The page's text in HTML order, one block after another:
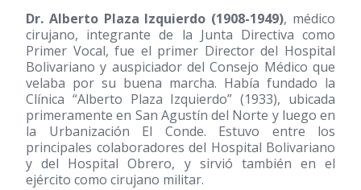
Dr. Alberto Plaza Izquierdo (1908-1949), médico
cirujano, integrante de la Junta Directiva como
Primer Vocal, fue el primer Director del Hospital
Bolivariano y auspiciador del Consejo Médico que
velaba por su buena marcha. Había fundado la
Clínica “Alberto Plaza Izquierdo”(1933), ubicada
primeramente en San Agustín del Norte y luego en
la Urbanización El Conde. Estuvo entre los
principales colaboradores del Hospital Bolivariano
y del Hospital Obrero, y sirvió también en el
ejército como cirujano militar.